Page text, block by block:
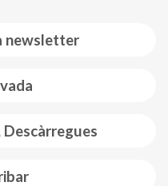
newsletter